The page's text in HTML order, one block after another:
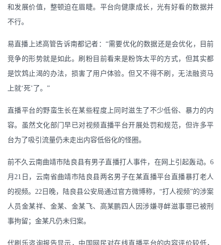
和发展价值，整顿迫在眉睫。平台向健康成长，光有好看的数据并
不行。
易直播上述高管告诉南都记者：“需要优化的数据还是会优化，目前
竞争的形势就是如此。刷粉目前看来是粉饰太平的方式，但其实都
是饮鸩止渴的办法，损害了用户体验。但又不得不刷，无法融资马
上就‘死’了。”
直播平台的野蛮生长在某些程度上同时滋生了不少低俗、暴力的内
容。虽然文化部门早已对视频直播平台开展处罚和规范，但许多平
台为了吸引流量仍未走出内容低俗化的怪圈。
前不久云南曲靖市陆良县有男子直播打人事件，在网上引起轰动。6
月21日，云南省曲靖市陆良县两名男子在某直播平台直播暴打老人
的视频。22日晚，陆良县公安局通过官方微博称，“打人视频”的涉案
人员金某祥、金某、金某飞、高某鹏四人因涉嫌寻衅滋事罪已被刑
事拘留；金某凡仍未归案。
代刷乐咨询报告显示，中国网民对在线直播平台的内容评价较低，